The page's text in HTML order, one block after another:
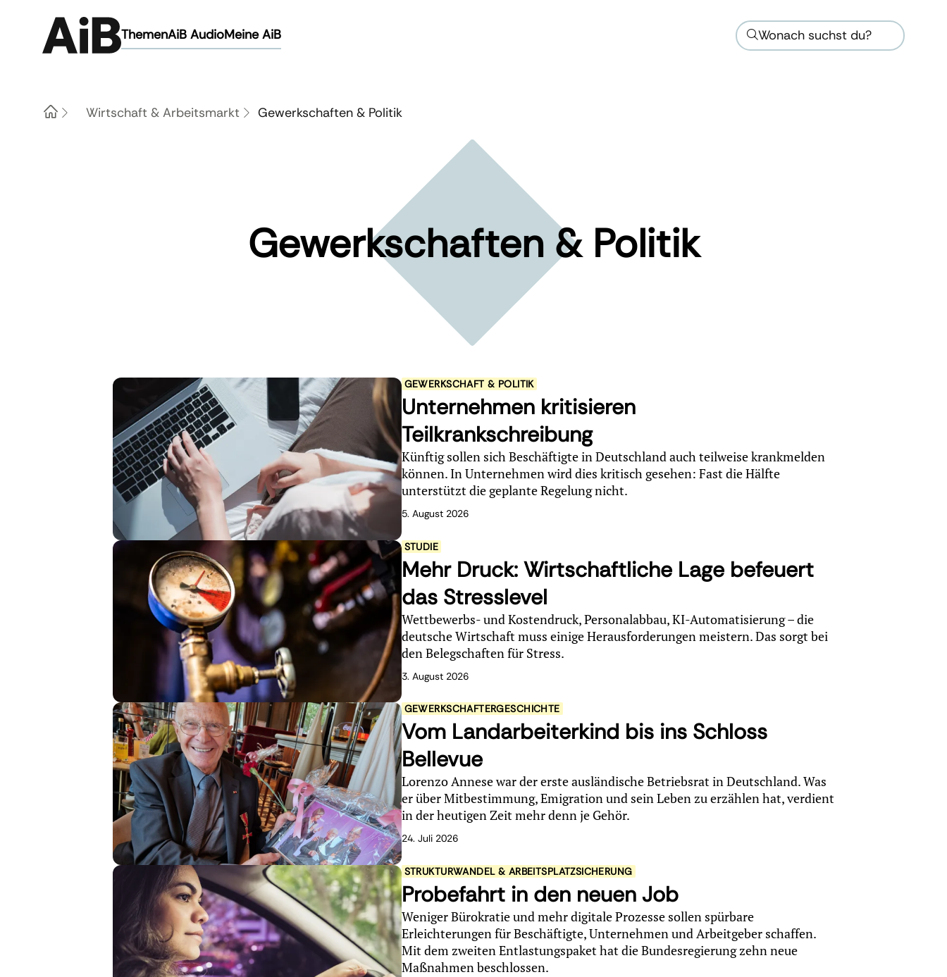
ThemenAiB AudioMeine AiB Wonach suchst du?
Home Wirtschaft & Arbeitsmarkt Gewerkschaften & Politik
Gewerkschaften & Politik
GEWERKSCHAFT & POLITIK
Unternehmen kritisieren
Teilkrankschreibung
Künftig sollen sich Beschäftigte in Deutschland auch teilweise krankmelden
können. In Unternehmen wird dies kritisch gesehen: Fast die Hälfte
unterstützt die geplante Regelung nicht.
5. August 2026
STUDIE
Mehr Druck: Wirtschaftliche Lage befeuert
das Stresslevel
Wettbewerbs- und Kostendruck, Personalabbau, KI-Automatisierung – die
deutsche Wirtschaft muss einige Herausforderungen meistern. Das sorgt bei
den Belegschaften für Stress.
3. August 2026
GEWERKSCHAFTERGESCHICHTE
Vom Landarbeiterkind bis ins Schloss
Bellevue
Lorenzo Annese war der erste ausländische Betriebsrat in Deutschland. Was
er über Mitbestimmung, Emigration und sein Leben zu erzählen hat, verdient
in der heutigen Zeit mehr denn je Gehör.
24. Juli 2026
STRUKTURWANDEL & ARBEITSPLATZSICHERUNG
Probefahrt in den neuen Job
Weniger Bürokratie und mehr digitale Prozesse sollen spürbare
Erleichterungen für Beschäftigte, Unternehmen und Arbeitgeber schaffen.
Mit dem zweiten Entlastungspaket hat die Bundesregierung zehn neue
Maßnahmen beschlossen.